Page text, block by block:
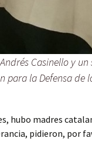
Casinello y
para la Defensa de
hubo madres
pidieron, por